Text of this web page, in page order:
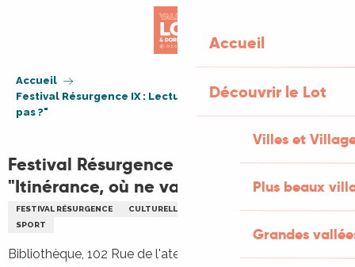
Accueil
Découvrir le Lot
Villes et
Plus beaux
Grandes
Accueil
Festival Résurgence IX : Lecture "Itinérance, où ne vas-tu
pas ?"
Festival Résurgence IX : Lecture
"Itinérance, où ne vas-tu pas ?"
FESTIVAL RÉSURGENCE CULTURELLE
LITTÉRATURE
SPORT
Bibliothèque, 102 Rue de l'atelier, 46500 Gramat